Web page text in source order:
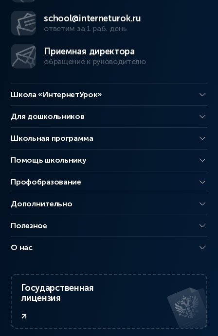
school@interneturok.ru
ответим за 1 раб. день
Приемная директора
обращение к руководителю
Школа «ИнтернетУрок»
Для дошкольников
Школьная программа
Помощь школьнику
Профобразование
Дополнительно
Полезное
О нас
Государственная
лицензия